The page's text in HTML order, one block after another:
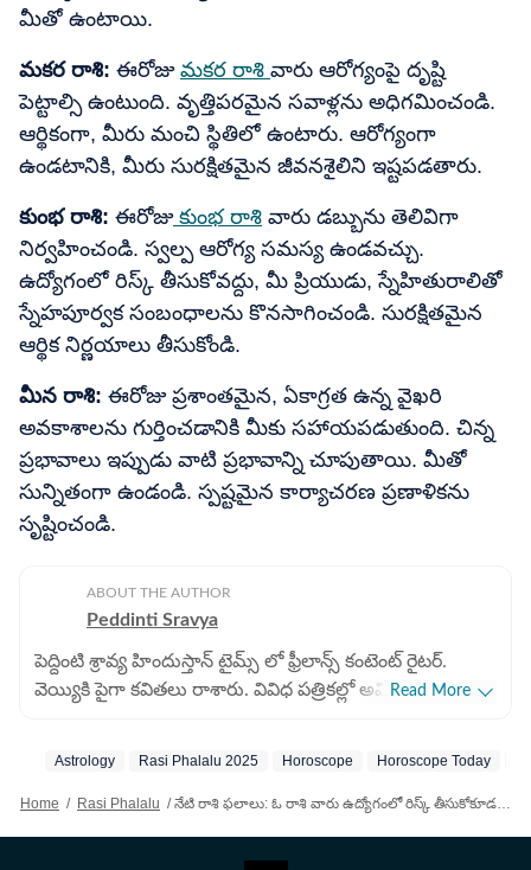
మీతో ఉంటాయి.
మకర రాశి: ఈరోజు మకర రాశి వారు ఆరోగ్యంపై దృష్టి
పెట్టాల్సి ఉంటుంది. వృత్తిపరమైన సవాళ్లను అధిగమించండి.
ఆర్థికంగా, మీరు మంచి స్థితిలో ఉంటారు. ఆరోగ్యంగా
ఉండటానికి, మీరు సురక్షితమైన జీవనశైలిని ఇష్టపడతారు.
కుంభ రాశి: ఈరోజు కుంభ రాశి వారు డబ్బును తెలివిగా
నిర్వహించండి. స్వల్ప ఆరోగ్య సమస్య ఉండవచ్చు.
ఉద్యోగంలో రిస్క్ తీసుకోవద్దు, మీ ప్రియుడు, స్నేహితురాలితో
స్నేహపూర్వక సంబంధాలను కొనసాగించండి. సురక్షితమైన
ఆర్థిక నిర్ణయాలు తీసుకోండి.
మీన రాశి: ఈరోజు ప్రశాంతమైన, ఏకాగ్రత ఉన్న వైఖరి
అవకాశాలను గుర్తించడానికి మీకు సహాయపడుతుంది. చిన్న
ప్రభావాలు ఇప్పుడు వాటి ప్రభావాన్ని చూపుతాయి. మీతో
సున్నితంగా ఉండండి. స్పష్టమైన కార్యాచరణ ప్రణాళికను
సృష్టించండి.
ABOUT THE AUTHOR
Peddinti Sravya
పెద్దింటి శ్రావ్య హిందుస్తాన్ టైమ్స్ లో ఫ్రీలాన్స్ కంటెంట్ రైటర్.
వెయ్యికి పైగా కవితలు రాశారు. వివిధ పత్రికల్లో అవి ప్రచురితం
సైట్లలో కంటెంట్ రైటర్ గా పనిచేశారు. హిందూ సంప్రదాయాలు,
సంబంధిత వార్తలను అందిస్తున్నారు. 2024 డిసెంబర్ నుంచి
Read More
Astrology Rasi Phalalu 2025 Horoscope Horoscope Today
Home / Rasi Phalalu / నేటి రాశి ఫలాలు: ఓ రాశి వారు ఉద్యోగంలో రిస్క్ తీసుకోకూడదు.. సురక్షితమైన ఆర్థిక నిర్ణయాలు తీసుకోండి!